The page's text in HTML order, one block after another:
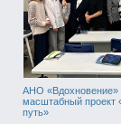
АНО «Вдохновение»
масштабный проект
путь»